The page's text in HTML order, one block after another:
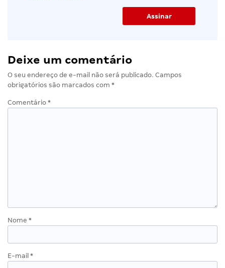
Deixe um comentário
O seu endereço de e-mail não será publicado. Campos
obrigatórios são marcados com *
Comentário *
Nome *
E-mail *